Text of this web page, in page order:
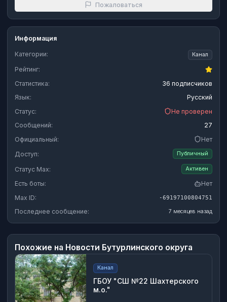
Пожаловаться
Информация
Категории: Канал
Рейтинг:
Статистика:
36 подписчиков
Язык:
Русский
Статус:
Не проверен
Сообщений:
27
Официальный:
Нет
Доступ:
Публичный
Статус Max: Активен
Есть боты:
Нет
Max ID:
-69197100804751
Последнее сообщение: 7 месяцев назад
Похожие на Новости Бутурлинского округа
Канал
ГБОУ "СШ №22 Шахтерского
м.о."